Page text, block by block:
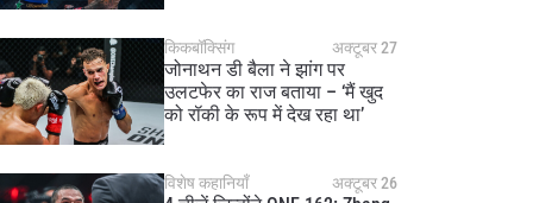
किकबॉक्सिंग अक्टूबर 27
जोनाथन डी बैला ने झांग पर
उलटफेर का राज बताया – ‘मैं खुद
को रॉकी के रूप में देख रहा था’
विशेष कहानियाँ अक्टूबर 26